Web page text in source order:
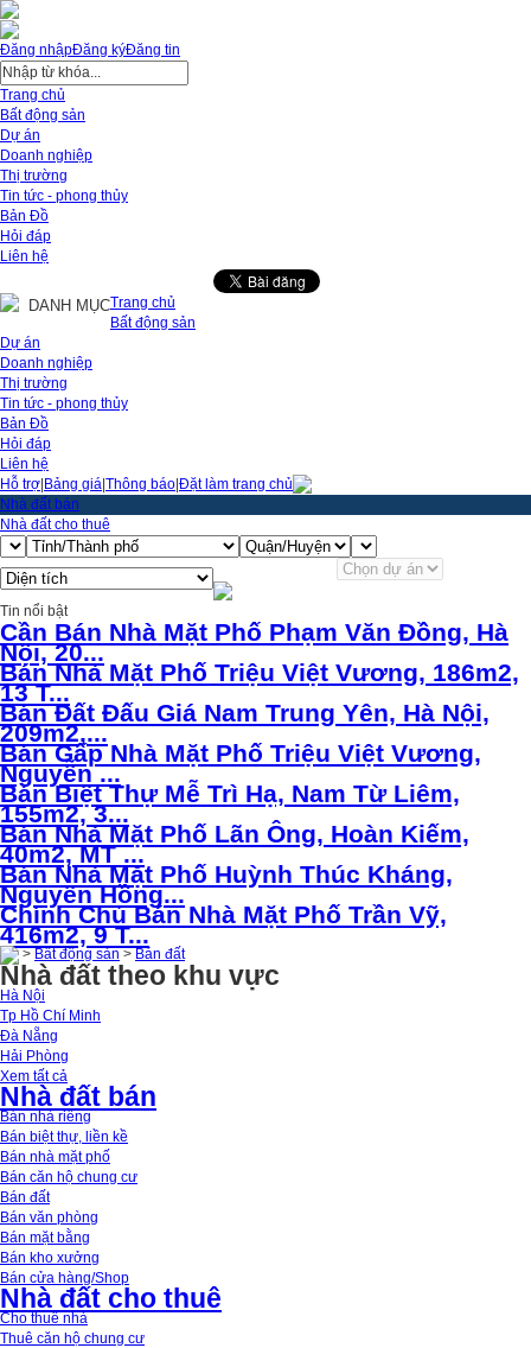
Đăng ký
Đăng nhập Đăng tin
Trang chủ
Bất động sản
Dự án
Doanh nghiệp
Thị trường
Tin tức - phong thủy
Bản Đồ
Hỏi đáp
Liên hệ
DANH MỤCTrang chủ
Bất động sản
Dự án
Doanh nghiệp
Thị trường
Tin tức - phong thủy
Bản Đồ
Hỏi đáp
Liên hệ
Hỗ trợ Bảng giá Thông báo Đặt làm trang chủ
Nhà đất bán
Nhà đất cho thuê
Tin nổi bật
Cần Bán Nhà Mặt Phố Phạm Văn Đồng, Hà
Nội, 20...
Bán Nhà Mặt Phố Triệu Việt Vương, 186m2,
13 T...
Bán Đất Đấu Giá Nam Trung Yên, Hà Nội,
209m2,...
Bán Gấp Nhà Mặt Phố Triệu Việt Vương,
Nguyễn ...
Bán Biệt Thự Mễ Trì Hạ, Nam Từ Liêm,
155m2, 3...
Bán Nhà Mặt Phố Lãn Ông, Hoàn Kiếm,
40m2, MT ...
Bán Nhà Mặt Phố Huỳnh Thúc Kháng,
Nguyên Hồng...
Chính Chủ Bán Nhà Mặt Phố Trần Vỹ,
416m2, 9 T...
> Bất động sản > Bán đất
Nhà đất theo khu vực
Hà Nội
Tp Hồ Chí Minh
Đà Nẵng
Hải Phòng
Xem tất cả
Nhà đất bán
Bán nhà riêng
Bán biệt thự, liền kề
Bán nhà mặt phố
Bán căn hộ chung cư
Bán đất
Bán văn phòng
Bán mặt bằng
Bán kho xưởng
Bán cửa hàng/Shop
Nhà đất cho thuê
Cho thuê nhà
Thuê căn hộ chung cư